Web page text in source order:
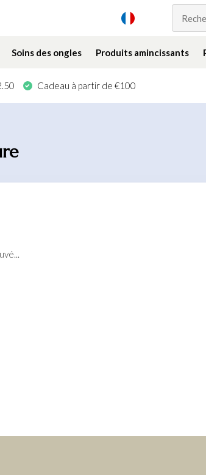
Soins des ongles Produits amincissants
Cadeau à partir de €100